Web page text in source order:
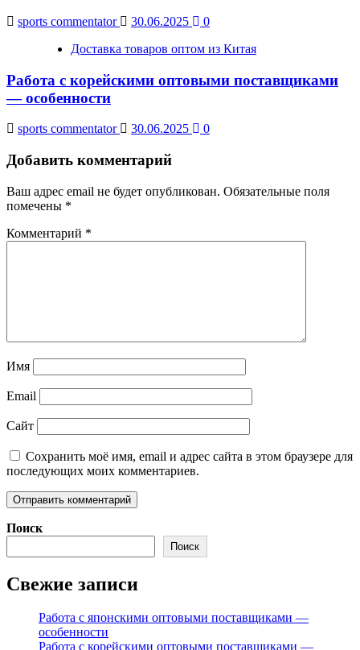
sports commentator 30.06.2025
0
Доставка товаров оптом из Китая
Работа с корейскими оптовыми поставщиками
— особенности
sports commentator 30.06.2025 0
Добавить комментарий
Ваш адрес email не будет опубликован. Обязательные поля
помечены *
Комментарий *
Имя
Email
Сайт
Сохранить моё имя, email и адрес сайта в этом браузере для
последующих моих комментариев.
Поиск
Поиск
Свежие записи
Работа с японскими оптовыми поставщиками —
особенности
Работа с корейскими оптовыми поставщиками —